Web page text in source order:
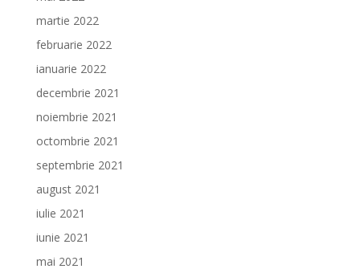
martie 2022
februarie 2022
ianuarie 2022
decembrie 2021
noiembrie 2021
octombrie 2021
septembrie 2021
august 2021
iulie 2021
iunie 2021
mai 2021